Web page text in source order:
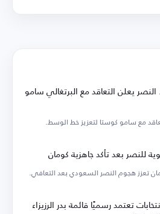
يعلن التعاقد مع البرتغالي سامو
مع سامو كوستا لتعزيز خط الوسط.
للنصر بعد تأكد جاهزية كومان
تعزز هجوم النصر السعودي بعد التعافي.
تعتمد رسميًا قائمة بدر الرزيزاء